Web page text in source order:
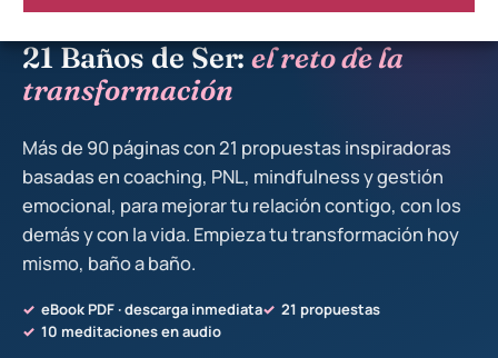
EL LIBRO · CON 10 MEDITACIONES INCLUIDAS
21 Baños de Ser: el reto de la
transformación
Más de 90 páginas con 21 propuestas inspiradoras
basadas en coaching, PNL, mindfulness y gestión
emocional, para mejorar tu relación contigo, con los
demás y con la vida. Empieza tu transformación hoy
mismo, baño a baño.
eBook PDF · descarga inmediata
21 propuestas
10 meditaciones en audio